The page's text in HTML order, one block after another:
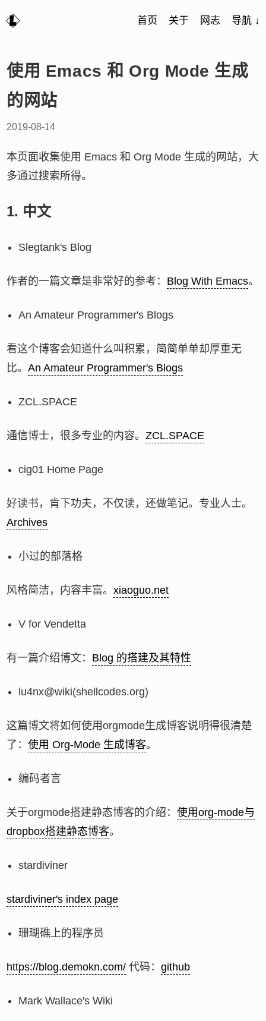
首页 关于 网志 导航 ↓
使用 Emacs 和 Org Mode 生成
的网站
2019-08-14
本页面收集使用 Emacs 和 Org Mode 生成的网站，大
多通过搜索所得。
1. 中文
Slegtank's Blog
作者的一篇文章是非常好的参考： Blog With Emacs。
An Amateur Programmer's Blogs
看这个博客会知道什么叫积累，简简单单却厚重无
比。An Amateur Programmer's Blogs
ZCL.SPACE
通信博士，很多专业的内容。ZCL.SPACE
cig01 Home Page
好读书，肯下功夫，不仅读，还做笔记。专业人士。
Archives
小过的部落格
风格简洁，内容丰富。xiaoguo.net
V for Vendetta
有一篇介绍博文： Blog 的搭建及其特性
lu4nx@wiki(shellcodes.org)
这篇博文将如何使用orgmode生成博客说明得很清楚
了：使用 Org-Mode 生成博客。
编码者言
关于orgmode搭建静态博客的介绍：使用org-mode与
dropbox搭建静态博客。
stardiviner
stardiviner's index page
珊瑚礁上的程序员
https://blog.demokn.com/ 代码：github
Mark Wallace's Wiki